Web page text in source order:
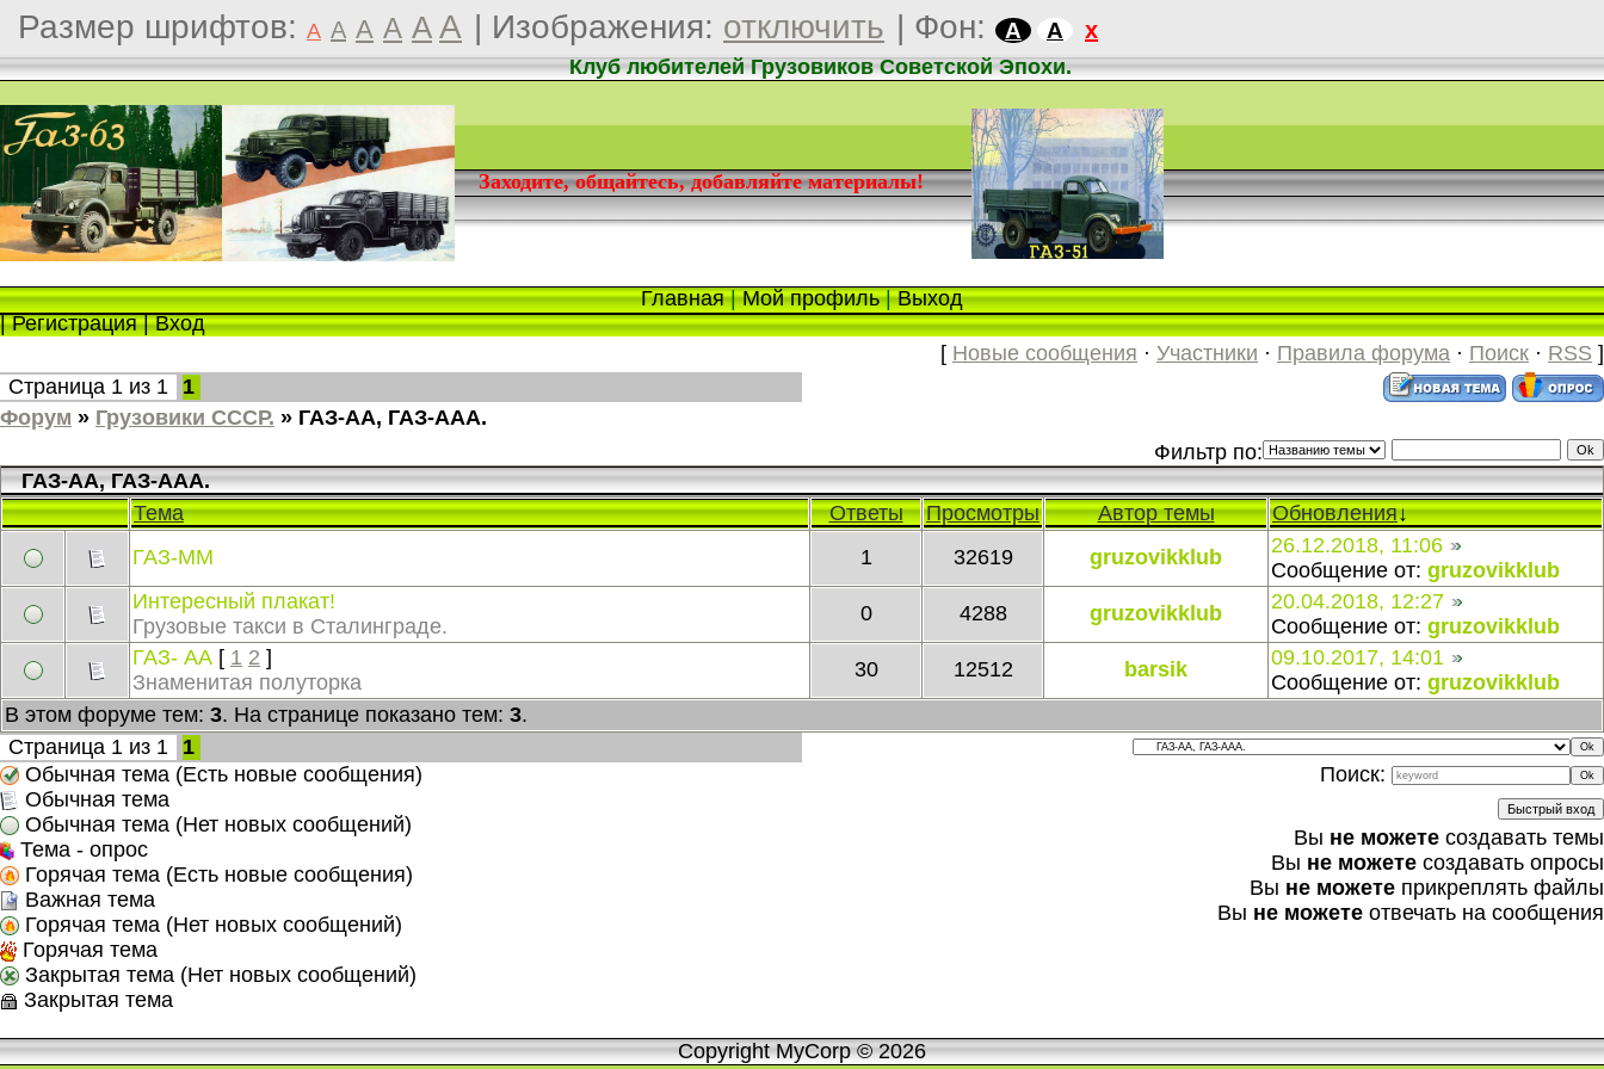
Размер шрифтов: A A A A A A | Изображения: отключить | Фон: A A x
Клуб любителей Грузовиков Советской Эпохи.
Заходите, общайтесь, добавляйте материалы!
Главная|Мой профиль|Выход
|Регистрация|Вход
[ Новые сообщения · Участники · Правила форума · Поиск · RSS ]
Страница 1 из 1
1
Форум » Грузовики СССР. » ГАЗ-АА, ГАЗ-ААА.
Фильтр по:
ГАЗ-АА, ГАЗ-ААА.
Тема
Ответы Просмотры Автор темы Обновления↓
ГАЗ-ММ
1 32619 gruzovikklub
26.12.2018, 11:06
Сообщение от: gruzovikklub
Интересный плакат!
Грузовые такси в Сталинграде.
0 4288 gruzovikklub
20.04.2018, 12:27
Сообщение от: gruzovikklub
ГАЗ- АА [ 1 2 ]
Знаменитая полуторка
30 12512 barsik
09.10.2017, 14:01
Сообщение от: gruzovikklub
В этом форуме тем: 3. На странице показано тем: 3.
Страница 1 из 1
1
Обычная тема (Есть новые сообщения)
Обычная тема
Обычная тема (Нет новых сообщений)
Тема - опрос
Горячая тема (Есть новые сообщения)
Важная тема
Горячая тема (Нет новых сообщений)
Горячая тема
Закрытая тема (Нет новых сообщений)
Закрытая тема
Поиск:
Вы не можете создавать темы
Вы не можете создавать опросы
Вы не можете прикреплять файлы
Вы не можете отвечать на сообщения
Copyright MyCorp © 2026